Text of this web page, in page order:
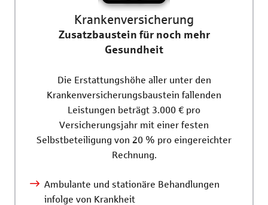
Krankenversicherung
Zusatzbaustein für noch mehr
Gesundheit
Die Erstattungshöhe aller unter den
Krankenversicherungsbaustein fallenden
Leistungen beträgt 3.000 € pro
Versicherungsjahr mit einer festen
Selbstbeteiligung von 20 % pro eingereichter
Rechnung.
Ambulante und stationäre Behandlungen
infolge von Krankheit